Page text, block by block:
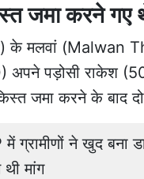
जमा करने गए
के मलवां (Malwan
अपने पड़ोसी राकेश
जमा करने के बाद
में ग्रामीणों ने खुद बना
मांग